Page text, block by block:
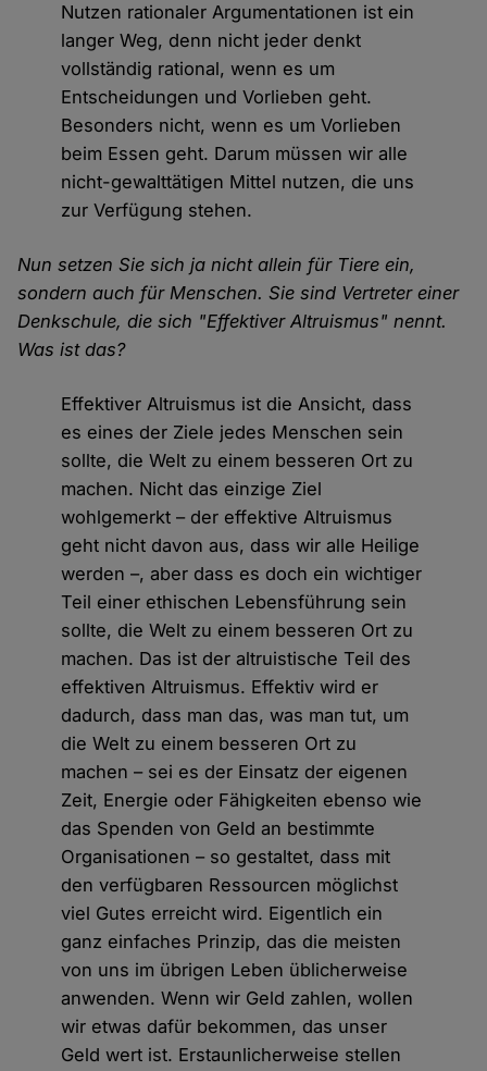
Nutzen rationaler Argumentationen ist ein
langer Weg, denn nicht jeder denkt
vollständig rational, wenn es um
Entscheidungen und Vorlieben geht.
Besonders nicht, wenn es um Vorlieben
beim Essen geht. Darum müssen wir alle
nicht-gewalttätigen Mittel nutzen, die uns
zur Verfügung stehen.
Nun setzen Sie sich ja nicht allein für Tiere ein,
sondern auch für Menschen. Sie sind Vertreter einer
Denkschule, die sich "Effektiver Altruismus" nennt.
Was ist das?
Effektiver Altruismus ist die Ansicht, dass
es eines der Ziele jedes Menschen sein
sollte, die Welt zu einem besseren Ort zu
machen. Nicht das einzige Ziel
wohlgemerkt – der effektive Altruismus
geht nicht davon aus, dass wir alle Heilige
werden –, aber dass es doch ein wichtiger
Teil einer ethischen Lebensführung sein
sollte, die Welt zu einem besseren Ort zu
machen. Das ist der altruistische Teil des
effektiven Altruismus. Effektiv wird er
dadurch, dass man das, was man tut, um
die Welt zu einem besseren Ort zu
machen – sei es der Einsatz der eigenen
Zeit, Energie oder Fähigkeiten ebenso wie
das Spenden von Geld an bestimmte
Organisationen – so gestaltet, dass mit
den verfügbaren Ressourcen möglichst
viel Gutes erreicht wird. Eigentlich ein
ganz einfaches Prinzip, das die meisten
von uns im übrigen Leben üblicherweise
anwenden. Wenn wir Geld zahlen, wollen
wir etwas dafür bekommen, das unser
Geld wert ist. Erstaunlicherweise stellen